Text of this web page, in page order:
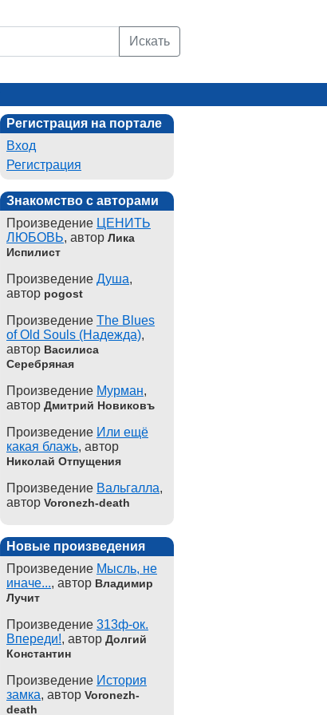
Искать
Регистрация на портале
Вход
Регистрация
Знакомство с авторами
Произведение ЦЕНИТЬ
ЛЮБОВЬ, автор Лика
Испилист
Произведение Душа,
автор pogost
Произведение The Blues
of Old Souls (Надежда),
автор Василиса
Серебряная
Произведение Мурман,
автор Дмитрий Новиковъ
Произведение Или ещё
какая блажь, автор
Николай Отпущения
Произведение Вальгалла,
автор Voronezh-death
Новые произведения
Произведение Мысль, не
иначе..., автор Владимир
Лучит
Произведение 313ф-ок.
Впереди!, автор Долгий
Константин
Произведение История
замка, автор Voronezh-
death